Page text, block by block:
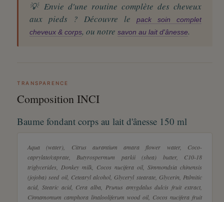
💡 Envie d'une routine complète des cheveux
aux pieds ? Découvre le
pack soin complet
cheveux & corps, ou notre savon au lait d'ânesse.
TRANSPARENCE
Composition INCI
Baume fondant corps au lait d'ânesse 150 ml
Aqua (water), Citrus aurantium amara flower water, Coco-
caprylate/caprate, Butyrospermum parkii (shea) butter, C10-18
triglycerides, Donkey milk, Cocos nucifera oil, Simmondsia chinensis
(jojoba) seed oil, Cetearyl alcohol, Glyceryl stearate, Glycerin, Palmitic
acid, Stearic acid, Cera alba, Prunus amygdalus dulcis fruit extract,
Cinnamomum camphora linalooliferum wood oil, Cocos nucifera fruit